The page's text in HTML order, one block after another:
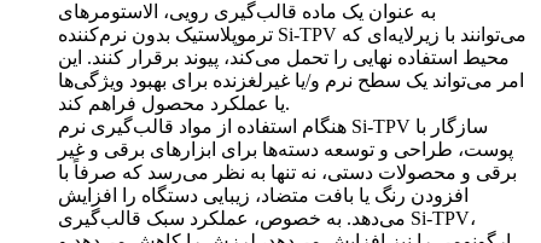
به عنوان یک ماده قالب‌گیری رویی، الاستومرهای
ترموپلاستیک بدون نرم‌کننده Si-TPV می‌توانند با زیرلایه‌ای که
محیط استفاده نهایی را تحمل می‌کند، پیوند برقرار کنند. این
امر می‌تواند یک سطح نرم و/یا غیرلغزنده برای بهبود ویژگی‌ها
یا عملکرد محصول فراهم کند.
هنگام استفاده از مواد قالب‌گیری نرم Si-TPV سازگار با
پوست، طراحی و توسعه دسته‌ها برای ابزارهای برقی و غیر
برقی و محصولات دستی، نه تنها به نظر می‌رسد که صرفاً با
افزودن رنگ یا بافت متضاد، زیبایی دستگاه را افزایش
می‌دهد. به خصوص، عملکرد سبک قالب‌گیری Si-TPV،